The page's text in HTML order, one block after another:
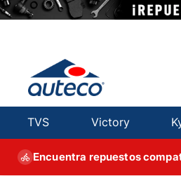
TVS Victory
Encuentra repuestos